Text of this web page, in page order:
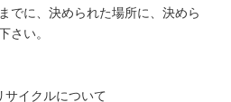
でに、決められた場所に、決めら
さい。
サイクルについて